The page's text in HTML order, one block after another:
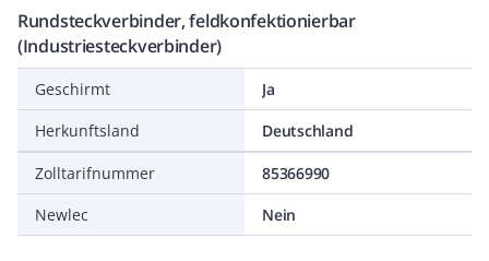
Rundsteckverbinder, feldkonfektionierbar
(Industriesteckverbinder)
Geschirmt
Ja
Herkunftsland
Deutschland
Zolltarifnummer
85366990
Newlec
Nein